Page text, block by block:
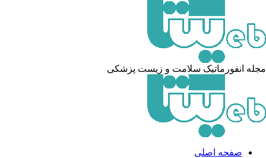
انفورماتیک سلامت و زیست پزشکی
صفحه اصلی